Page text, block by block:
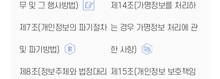
무 및 그 행사방법)
제7조(개인정보의 파기절차
및 파기방법)
제8조(정보주체와 법정대리
제14조(가명정보를 처리하
는 경우 가명정보 처리에 관
한 사항)
제15조(개인정보 보호책임